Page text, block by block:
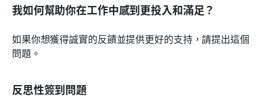
我如何幫助你在工作中感到更投入和滿足？
如果你想獲得誠實的反饋並提供更好的支持，請提出這個
問題。
反思性簽到問題